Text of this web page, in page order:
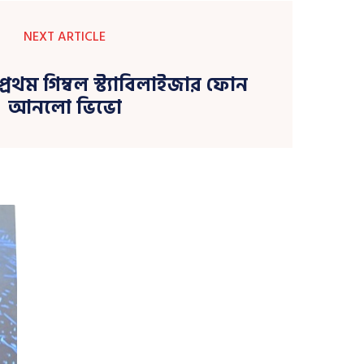
NEXT ARTICLE
গিম্বল স্ট্যাবিলাইজার ফোন
আনলো ভিভো